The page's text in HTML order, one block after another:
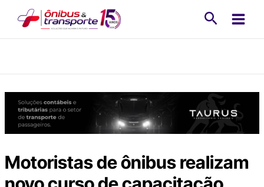
Motoristas de ônibus realizam